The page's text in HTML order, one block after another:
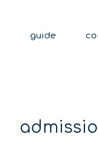
guide